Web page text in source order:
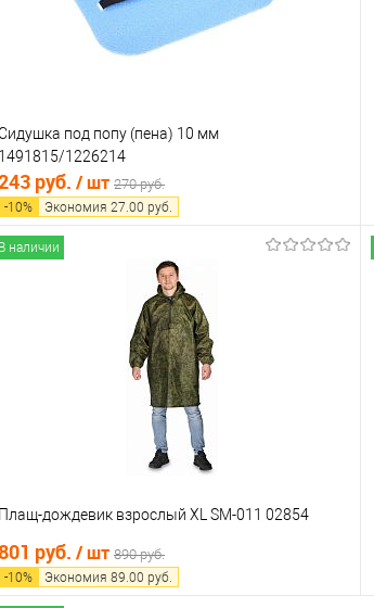
под попу (пена) 10 мм
1491815/1226214
руб. / шт 270 руб.
-10% Экономия 27.00 руб.
В корзину
В наличии
В наличии
Плащ-дождевик взрослый XL SM-011 02854
руб. / шт 890 руб.
-10% Экономия 89.00 руб.